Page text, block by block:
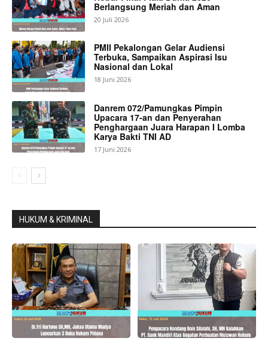
Berlangsung Meriah dan Aman
20 Juli 2026
PMII Pekalongan Gelar Audiensi
Terbuka, Sampaikan Aspirasi Isu
Nasional dan Lokal
18 Juni 2026
Danrem 072/Pamungkas Pimpin
Upacara 17-an dan Penyerahan
Penghargaan Juara Harapan I Lomba
Karya Bakti TNI AD
17 Juni 2026
HUKUM & KRIMINAL